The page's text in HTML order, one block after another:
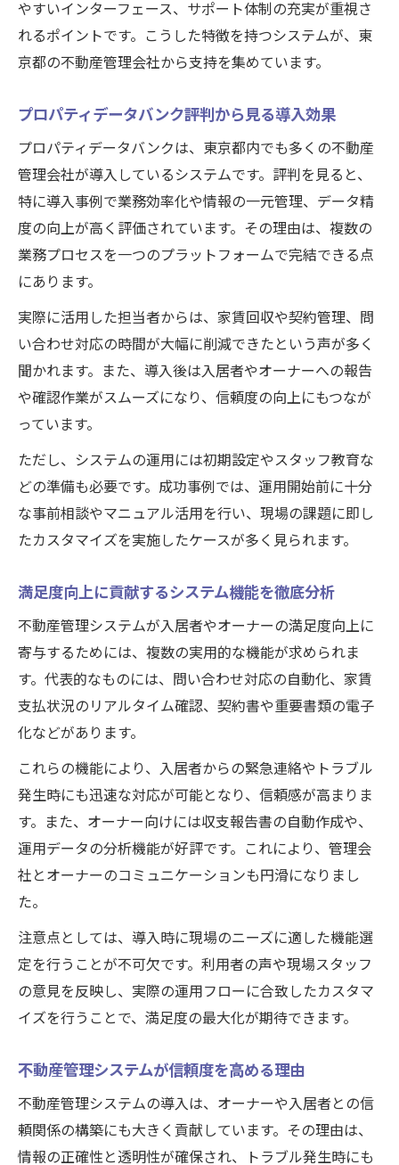
やすいインターフェース、サポート体制の充実が重視さ
れるポイントです。こうした特徴を持つシステムが、東
京都の不動産管理会社から支持を集めています。
プロパティデータバンク評判から見る導入効果
プロパティデータバンクは、東京都内でも多くの不動産
管理会社が導入しているシステムです。評判を見ると、
特に導入事例で業務効率化や情報の一元管理、データ精
度の向上が高く評価されています。その理由は、複数の
業務プロセスを一つのプラットフォームで完結できる点
にあります。
実際に活用した担当者からは、家賃回収や契約管理、問
い合わせ対応の時間が大幅に削減できたという声が多く
聞かれます。また、導入後は入居者やオーナーへの報告
や確認作業がスムーズになり、信頼度の向上にもつなが
っています。
ただし、システムの運用には初期設定やスタッフ教育な
どの準備も必要です。成功事例では、運用開始前に十分
な事前相談やマニュアル活用を行い、現場の課題に即し
たカスタマイズを実施したケースが多く見られます。
満足度向上に貢献するシステム機能を徹底分析
不動産管理システムが入居者やオーナーの満足度向上に
寄与するためには、複数の実用的な機能が求められま
す。代表的なものには、問い合わせ対応の自動化、家賃
支払状況のリアルタイム確認、契約書や重要書類の電子
化などがあります。
これらの機能により、入居者からの緊急連絡やトラブル
発生時にも迅速な対応が可能となり、信頼感が高まりま
す。また、オーナー向けには収支報告書の自動作成や、
運用データの分析機能が好評です。これにより、管理会
社とオーナーのコミュニケーションも円滑になりまし
た。
注意点としては、導入時に現場のニーズに適した機能選
定を行うことが不可欠です。利用者の声や現場スタッフ
の意見を反映し、実際の運用フローに合致したカスタマ
イズを行うことで、満足度の最大化が期待できます。
不動産管理システムが信頼度を高める理由
不動産管理システムの導入は、オーナーや入居者との信
頼関係の構築にも大きく貢献しています。その理由は、
情報の正確性と透明性が確保され、トラブル発生時にも